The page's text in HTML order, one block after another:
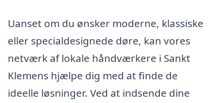
Uanset om du ønsker moderne, klassiske
eller specialdesignede døre, kan vores
netværk af lokale håndværkere i Sankt
Klemens hjælpe dig med at finde de
ideelle løsninger. Ved at indsende dine